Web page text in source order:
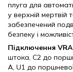
плуга для
у верхній мертвій
забезпечений
безпеку і
Підключення
штока, C2 до
A, U1 до